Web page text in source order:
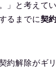
」と考えて
るまでに契
約解除がギ